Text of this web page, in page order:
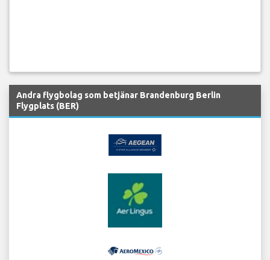
Andra flygbolag som betjänar Brandenburg Berlin
Flygplats (BER)